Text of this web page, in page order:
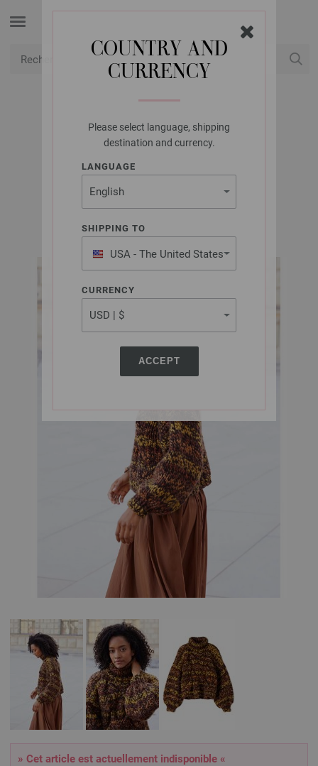
COUNTRY AND
CURRENCY
Please select language, shipping
destination and currency.
LANGUAGE
SHIPPING TO
USA - The United States
of America
CURRENCY
ACCEPT
LANA GROSSA
PULL DOLCE
FILATI No. 70 | Modèle 25 / Tricot 3 Modèle 36
» Cet article est actuellement indisponible «